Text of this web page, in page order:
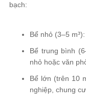
bạch:
Bể nhỏ (3–5
Bể trung bình
nhỏ hoặc văn
Bể lớn (trên 10
nghiệp, chung cư.